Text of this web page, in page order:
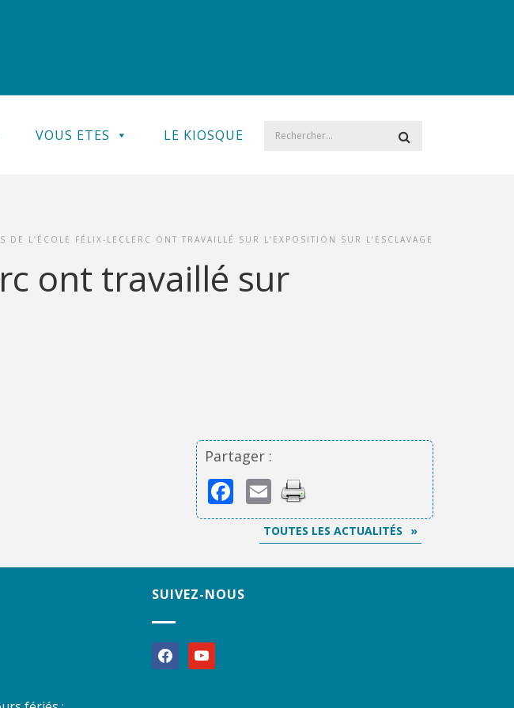
VOUS ETES LE KIOSQUE
DE L’ÉCOLE FÉLIX-LECLERC ONT TRAVAILLÉ SUR L’EXPOSITION SUR L’ESCLAVAGE
ont travaillé sur
Partager :
Facebook
Email
TOUTES LES ACTUALITÉS
SUIVEZ-NOUS
facebookyoutube